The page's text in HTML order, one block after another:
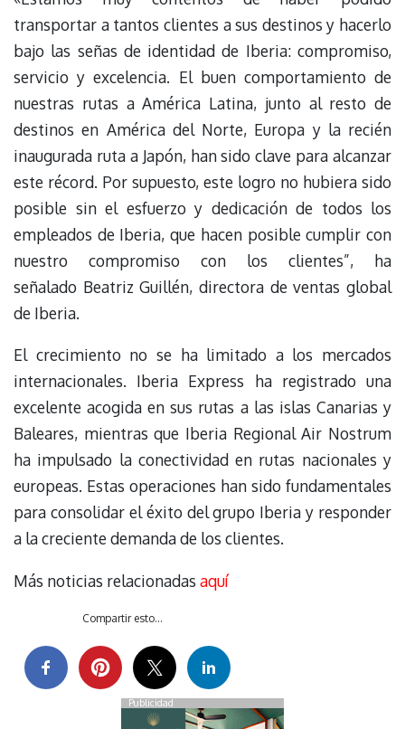
transportar a tantos clientes a sus destinos y hacerlo
bajo las señas de identidad de Iberia: compromiso,
servicio y excelencia. El buen comportamiento de
nuestras rutas a América Latina, junto al resto de
destinos en América del Norte, Europa y la recién
inaugurada ruta a Japón, han sido clave para alcanzar
este récord. Por supuesto, este logro no hubiera sido
posible sin el esfuerzo y dedicación de todos los
empleados de Iberia, que hacen posible cumplir con
nuestro compromiso con los clientes”, ha
señalado Beatriz Guillén, directora de ventas global
de Iberia.
El crecimiento no se ha limitado a los mercados
internacionales. Iberia Express ha registrado una
excelente acogida en sus rutas a las islas Canarias y
Baleares, mientras que Iberia Regional Air Nostrum
ha impulsado la conectividad en rutas nacionales y
europeas. Estas operaciones han sido fundamentales
para consolidar el éxito del grupo Iberia y responder
a la creciente demanda de los clientes.
Más noticias relacionadas aquí
Compartir esto...
Publicidad